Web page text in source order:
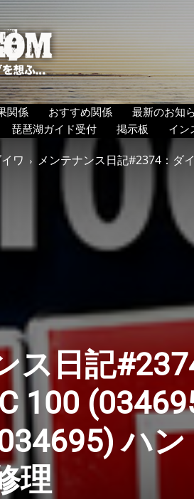
関係 おすすめ関係 最新のお知
琵琶湖ガイド受付 掲示板 イン
ワ
メンテナンス日記#2374：ダ
ス日記
100
ハ
理